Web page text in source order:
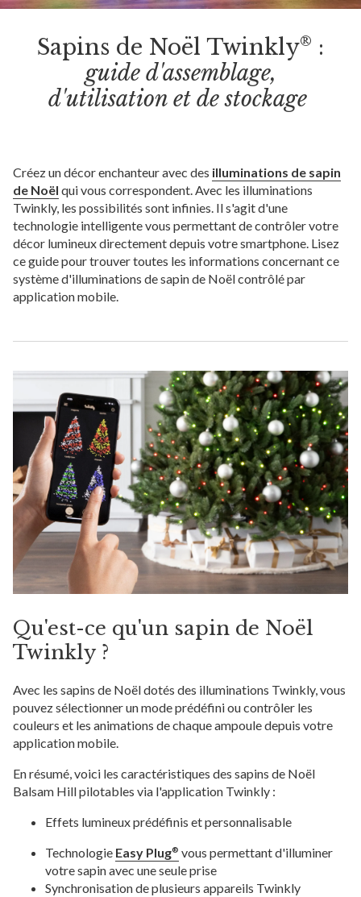
Sapins de Noël Twinkly® :
guide d'assemblage,
d'utilisation et de stockage
Créez un décor enchanteur avec des illuminations de sapin
de Noël qui vous correspondent. Avec les illuminations
Twinkly, les possibilités sont infinies. Il s'agit d'une
technologie intelligente vous permettant de contrôler votre
décor lumineux directement depuis votre smartphone. Lisez
ce guide pour trouver toutes les informations concernant ce
système d'illuminations de sapin de Noël contrôlé par
application mobile.
Qu'est-ce qu'un sapin de Noël
Twinkly ?
Avec les sapins de Noël dotés des illuminations Twinkly, vous
pouvez sélectionner un mode prédéfini ou contrôler les
couleurs et les animations de chaque ampoule depuis votre
application mobile.
En résumé, voici les caractéristiques des sapins de Noël
Balsam Hill pilotables via l'application Twinkly :
Effets lumineux prédéfinis et personnalisable
Technologie Easy Plug® vous permettant d'illuminer
votre sapin avec une seule prise
Synchronisation de plusieurs appareils Twinkly